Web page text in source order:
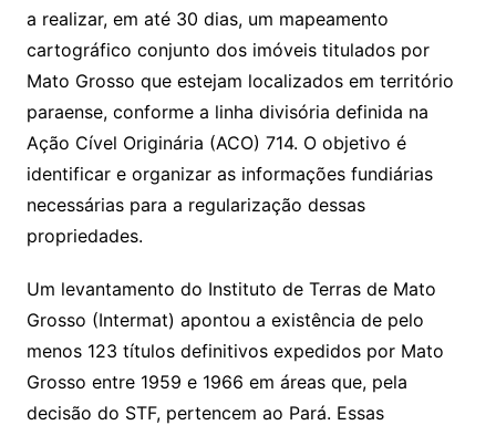
a realizar, em até 30 dias, um mapeamento
cartográfico conjunto dos imóveis titulados por
Mato Grosso que estejam localizados em território
paraense, conforme a linha divisória definida na
Ação Cível Originária (ACO) 714. O objetivo é
identificar e organizar as informações fundiárias
necessárias para a regularização dessas
propriedades.
Um levantamento do Instituto de Terras de Mato
Grosso (Intermat) apontou a existência de pelo
menos 123 títulos definitivos expedidos por Mato
Grosso entre 1959 e 1966 em áreas que, pela
decisão do STF, pertencem ao Pará. Essas